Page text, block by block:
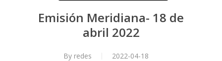
Emisión Meridiana- 18 de
abril 2022
By redes 2022-04-18